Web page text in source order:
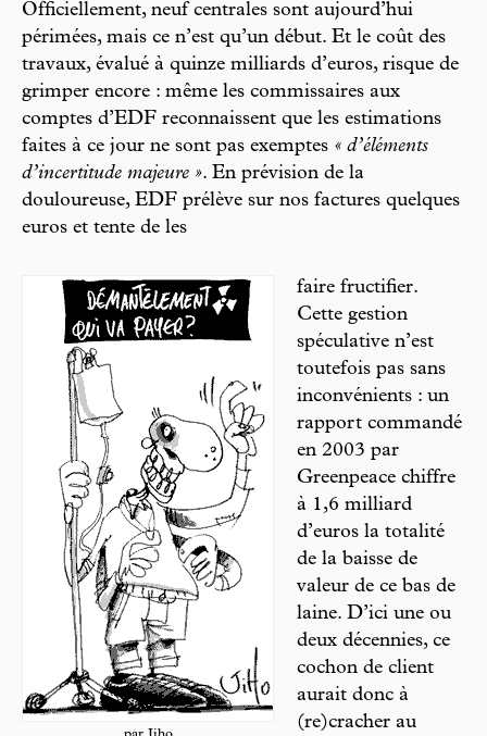
Officiellement, neuf centrales sont aujourd’hui
périmées, mais ce n’est qu’un début. Et le coût des
travaux, évalué à quinze milliards d’euros, risque de
grimper encore : même les commissaires aux
comptes d’EDF reconnaissent que les estimations
faites à ce jour ne sont pas exemptes « d’éléments
d’incertitude majeure ». En prévision de la
douloureuse, EDF prélève sur nos factures quelques
euros et tente de les
faire fructifier.
Cette gestion
spéculative n’est
toutefois pas sans
inconvénients : un
rapport commandé
en 2003 par
Greenpeace chiffre
à 1,6 milliard
d’euros la totalité
de la baisse de
valeur de ce bas de
laine. D’ici une ou
deux décennies, ce
cochon de client
aurait donc à
(re)cracher au